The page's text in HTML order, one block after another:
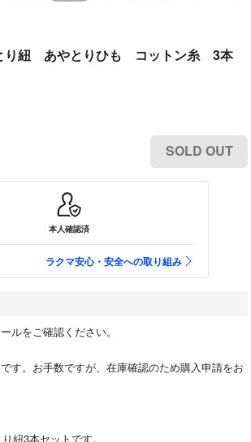
り紐 あやとりひも コットン糸 3本
SOLD OUT
本人確認済
ラクマ安心・安全への取り組み
ルをご確認ください。
す。お手数ですが、在庫確認のため購入申請をお
紐3本セットです。